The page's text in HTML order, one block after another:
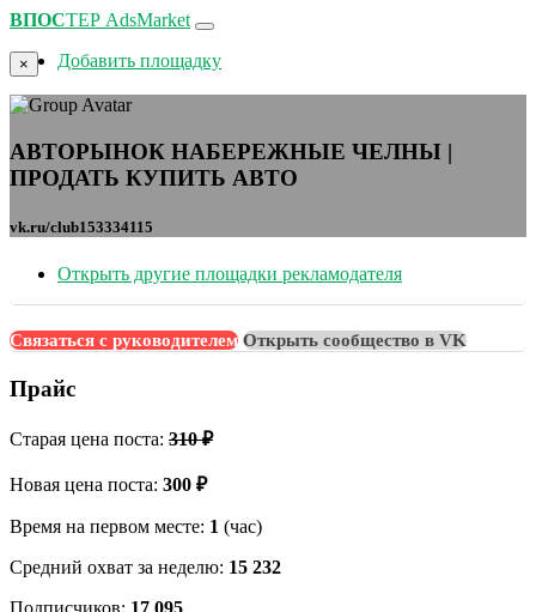
ВПОСТЕР AdsMarket
Добавить площадку
×
АВТОРЫНОК НАБЕРЕЖНЫЕ ЧЕЛНЫ |
ПРОДАТЬ КУПИТЬ АВТО
vk.ru/club153334115
Открыть другие площадки рекламодателя
Связаться с руководителем Открыть сообщество в VK
Прайс
Старая цена поста: 310 ₽
Новая цена поста: 300 ₽
Время на первом месте: 1 (час)
Средний охват за неделю: 15 232
Подписчиков: 17 095